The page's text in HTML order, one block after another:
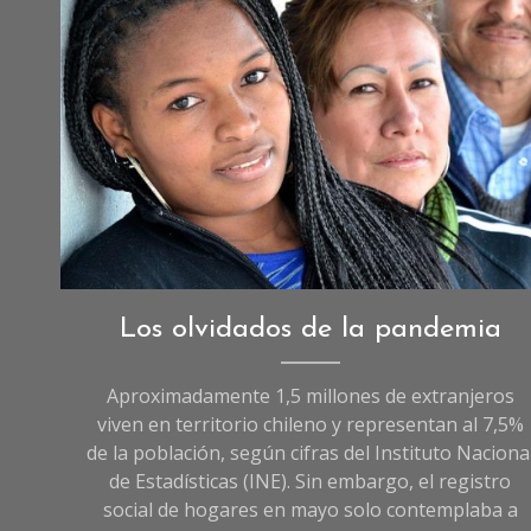
Reportajes,
Reportajes
de
Sociedad
Los olvidados de la pandemia
Aproximadamente 1,5 millones de extranjeros
viven en territorio chileno y representan al 7,5%
de la población, según cifras del Instituto
de Estadísticas (INE). Sin embargo, el registro
social de hogares en mayo solo contemplaba a